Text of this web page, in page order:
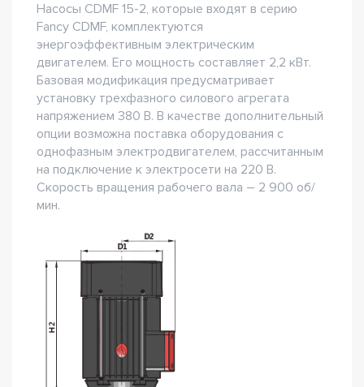
Насосы CDMF 15-2, которые входят в серию
Fancy CDMF, комплектуются
энергоэффективным электрическим
двигателем. Его мощность составляет 2,2 кВт.
Базовая модификация предусматривает
установку трехфазного силового агрегата
напряжением 380 В. В качестве дополнительный
опции возможна поставка оборудования с
однофазным электродвигателем, рассчитанным
на подключение к электросети на 220 В.
Скорость вращения рабочего вала – 2 900 об/
мин.